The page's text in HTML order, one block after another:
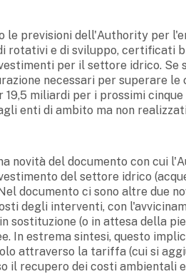
le previsioni dell'Authority per
rotativi e di sviluppo, certificati
per il settore idrico.
necessari per superare
19,5 miliardi per i prossimi
enti di ambito ma non
novità del documento con cui
del settore idrico
documento ci sono altre due
degli interventi, con
sostituzione (o in attesa della
In estrema sintesi, questo
attraverso la tariffa (cui si
il recupero dei costi ambientali